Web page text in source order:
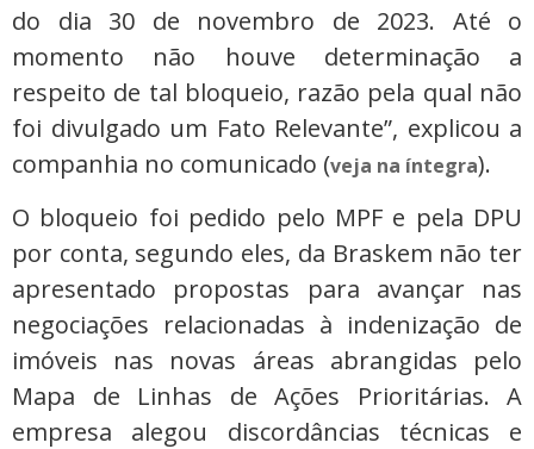
do dia 30 de novembro de 2023. Até o
momento não houve determinação a
respeito de tal bloqueio, razão pela qual não
foi divulgado um Fato Relevante”, explicou a
companhia no comunicado (veja na íntegra).
O bloqueio foi pedido pelo MPF e pela DPU
por conta, segundo eles, da Braskem não ter
apresentado propostas para avançar nas
negociações relacionadas à indenização de
imóveis nas novas áreas abrangidas pelo
Mapa de Linhas de Ações Prioritárias. A
empresa alegou discordâncias técnicas e